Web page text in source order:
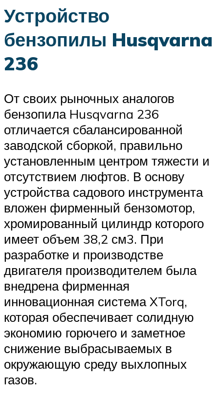
Устройство
бензопилы Husqvarna
236
От своих рыночных аналогов
бензопила Husqvarna 236
отличается сбалансированной
заводской сборкой, правильно
установленным центром тяжести и
отсутствием люфтов. В основу
устройства садового инструмента
вложен фирменный бензомотор,
хромированный цилиндр которого
имеет объем 38,2 см3. При
разработке и производстве
двигателя производителем была
внедрена фирменная
инновационная система XTorq,
которая обеспечивает солидную
экономию горючего и заметное
снижение выбрасываемых в
окружающую среду выхлопных
газов.